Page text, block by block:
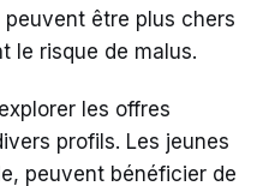
être plus chers
le risque de malus.
les offres
profils. Les jeunes
peuvent bénéficier de